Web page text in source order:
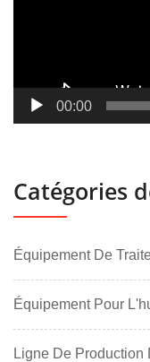
00:00
Catégories
Équipement De
Équipement Pour
Ligne De